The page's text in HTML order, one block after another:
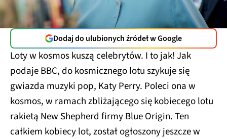
Dodaj do ulubionych źródeł w Google
Loty w kosmos kuszą celebrytów. I to jak! Jak
podaje BBC, do kosmicznego lotu szykuje się
gwiazda muzyki pop, Katy Perry. Poleci ona w
kosmos, w ramach zbliżającego się kobiecego lotu
rakietą New Shepherd firmy Blue Origin. Ten
całkiem kobiecy lot, został ogłoszony jeszcze w